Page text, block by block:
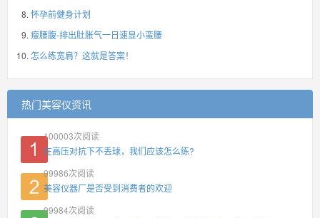
怀孕前健身计划
瘦腰腹-排出肚胀气一日速显小蛮腰
怎么练宽肩？这就是答案！
热门美容仪资讯
100003次阅读
在高压对抗下不丢球，我们应该怎么练?
99986次阅读
美容仪器厂是否受到消费者的欢迎
99984次阅读